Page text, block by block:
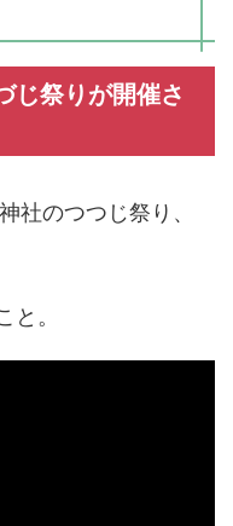
じ祭りが開催さ
社のつつじ祭り、
。